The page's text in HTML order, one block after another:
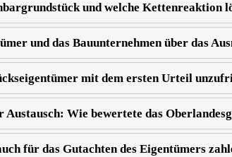
und welche Kettenreaktion
und das Bauunternehmen über das
mit dem ersten Urteil
Wie bewertete das
für das Gutachten des Eigentümers